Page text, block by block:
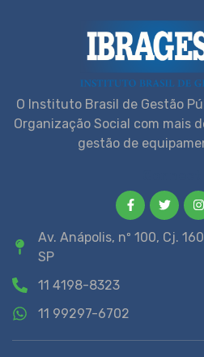
O Instituto Brasil de Gestão
Organização Social com mais
gestão de
Av. Anápolis, nº 100, Cj.
SP
11 4198-8323
11 99297-6702